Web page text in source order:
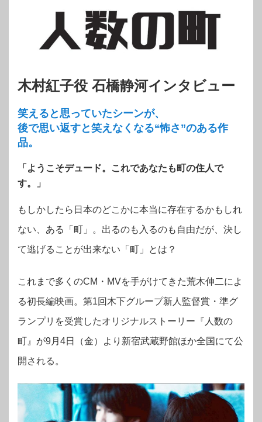
木村紅子役 石橋静河インタビュー
笑えると思っていたシーンが、
後で思い返すと笑えなくなる“怖さ”のある作
品。
「ようこそデュード。これであなたも町の住人で
す。」
もしかしたら日本のどこかに本当に存在するかもしれ
ない、ある「町」。出るのも入るのも自由だが、決し
て逃げることが出来ない「町」とは？
これまで多くのCM・MVを手がけてきた荒木伸二によ
る初長編映画。第1回木下グループ新人監督賞・準グ
ランプリを受賞したオリジナルストーリー『人数の
町』が9月4日（金）より新宿武蔵野館ほか全国にて公
開される。